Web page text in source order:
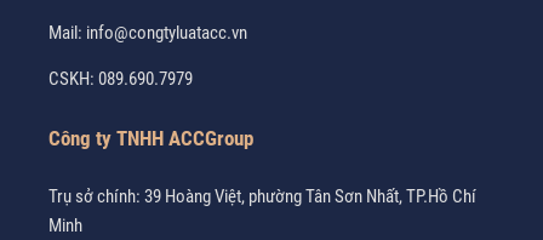
Mail: info@congtyluatacc.vn
CSKH: 089.690.7979
Công ty TNHH ACCGroup
Trụ sở chính: 39 Hoàng Việt, phường Tân Sơn Nhất, TP.Hồ Chí
Minh